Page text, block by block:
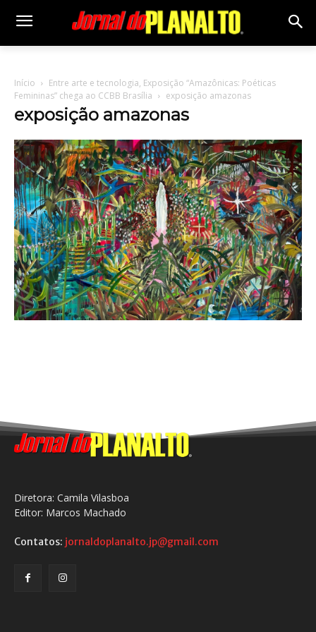
Início
Entre arte e tecnologia, Exposição “Amazônicas: Poéticas
Femininas” chega ao CCBB Brasília
exposição amazonas
exposição amazonas
Diretora: Camila Vilasboa
Editor: Marcos Machado
Contatos: jornaldoplanalto.jp@gmail.com